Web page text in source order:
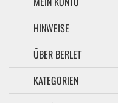
HINWEISE
ÜBER BERLET
KATEGORIEN